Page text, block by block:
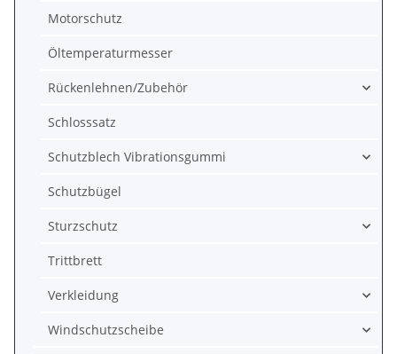
Motorschutz
Öltemperaturmesser
Rückenlehnen/Zubehör
Schlosssatz
Schutzblech Vibrationsgummi
Schutzbügel
Sturzschutz
Trittbrett
Verkleidung
Windschutzscheibe